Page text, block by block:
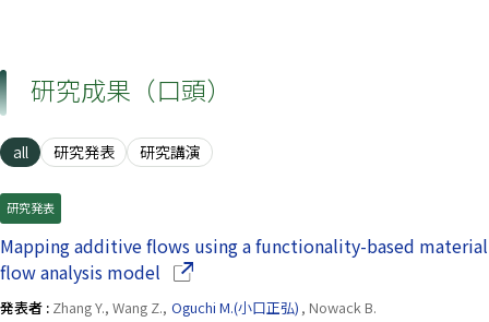
研究成果（口頭）
all 研究発表 研究講演
研究発表
Mapping additive flows using a functionality-based material
flow analysis model （別ウインドウで開きます）
発表者 : Zhang Y., Wang Z., Oguchi M.(小口正弘) , Nowack B.